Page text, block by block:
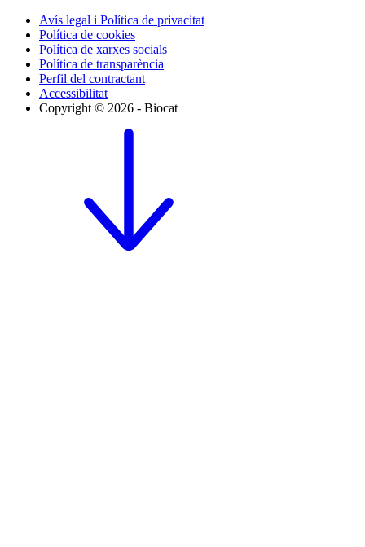
Avís legal i Política de privacitat
Política de cookies
Política de xarxes socials
Política de transparència
Perfil del contractant
Accessibilitat
Copyright © 2026 - Biocat